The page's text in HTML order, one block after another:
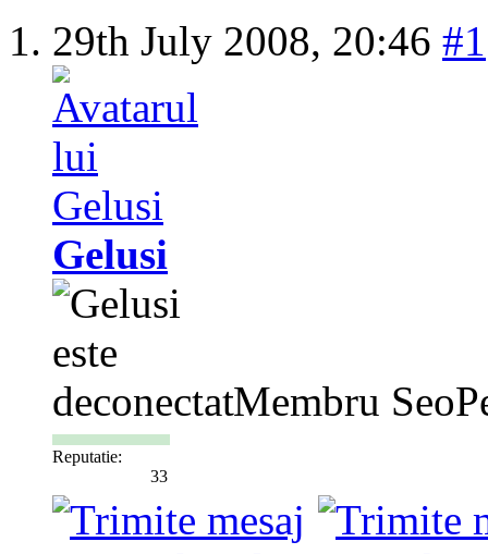
29th July 2008, 20:46 #1
Gelusi
Membru
Reputatie:
33